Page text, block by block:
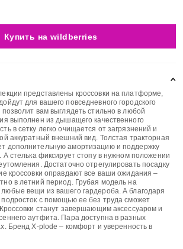
Купить на wildberries
представлены кроссовки на платформе,
для вашего повседневного городского
вам выглядеть стильно в любой
выполнен из дышащего качественного
в сетку легко очищается от загрязнений и
аккуратный внешний вид. Толстая тракторная
дополнительную амортизацию и поддержку
А стелька фиксирует стопу в нужном положении
Достаточно отрегулировать посадку
кроссовки оправдают все ваши ожидания –
в летний период. Грубая модель на
вещи из вашего гардероба. А благодаря
с помощью ее без труда сможет
станут завершающим аксессуаром и
аутфита. Пара доступна в разных
Бренд X-plode – комфорт и уверенность в